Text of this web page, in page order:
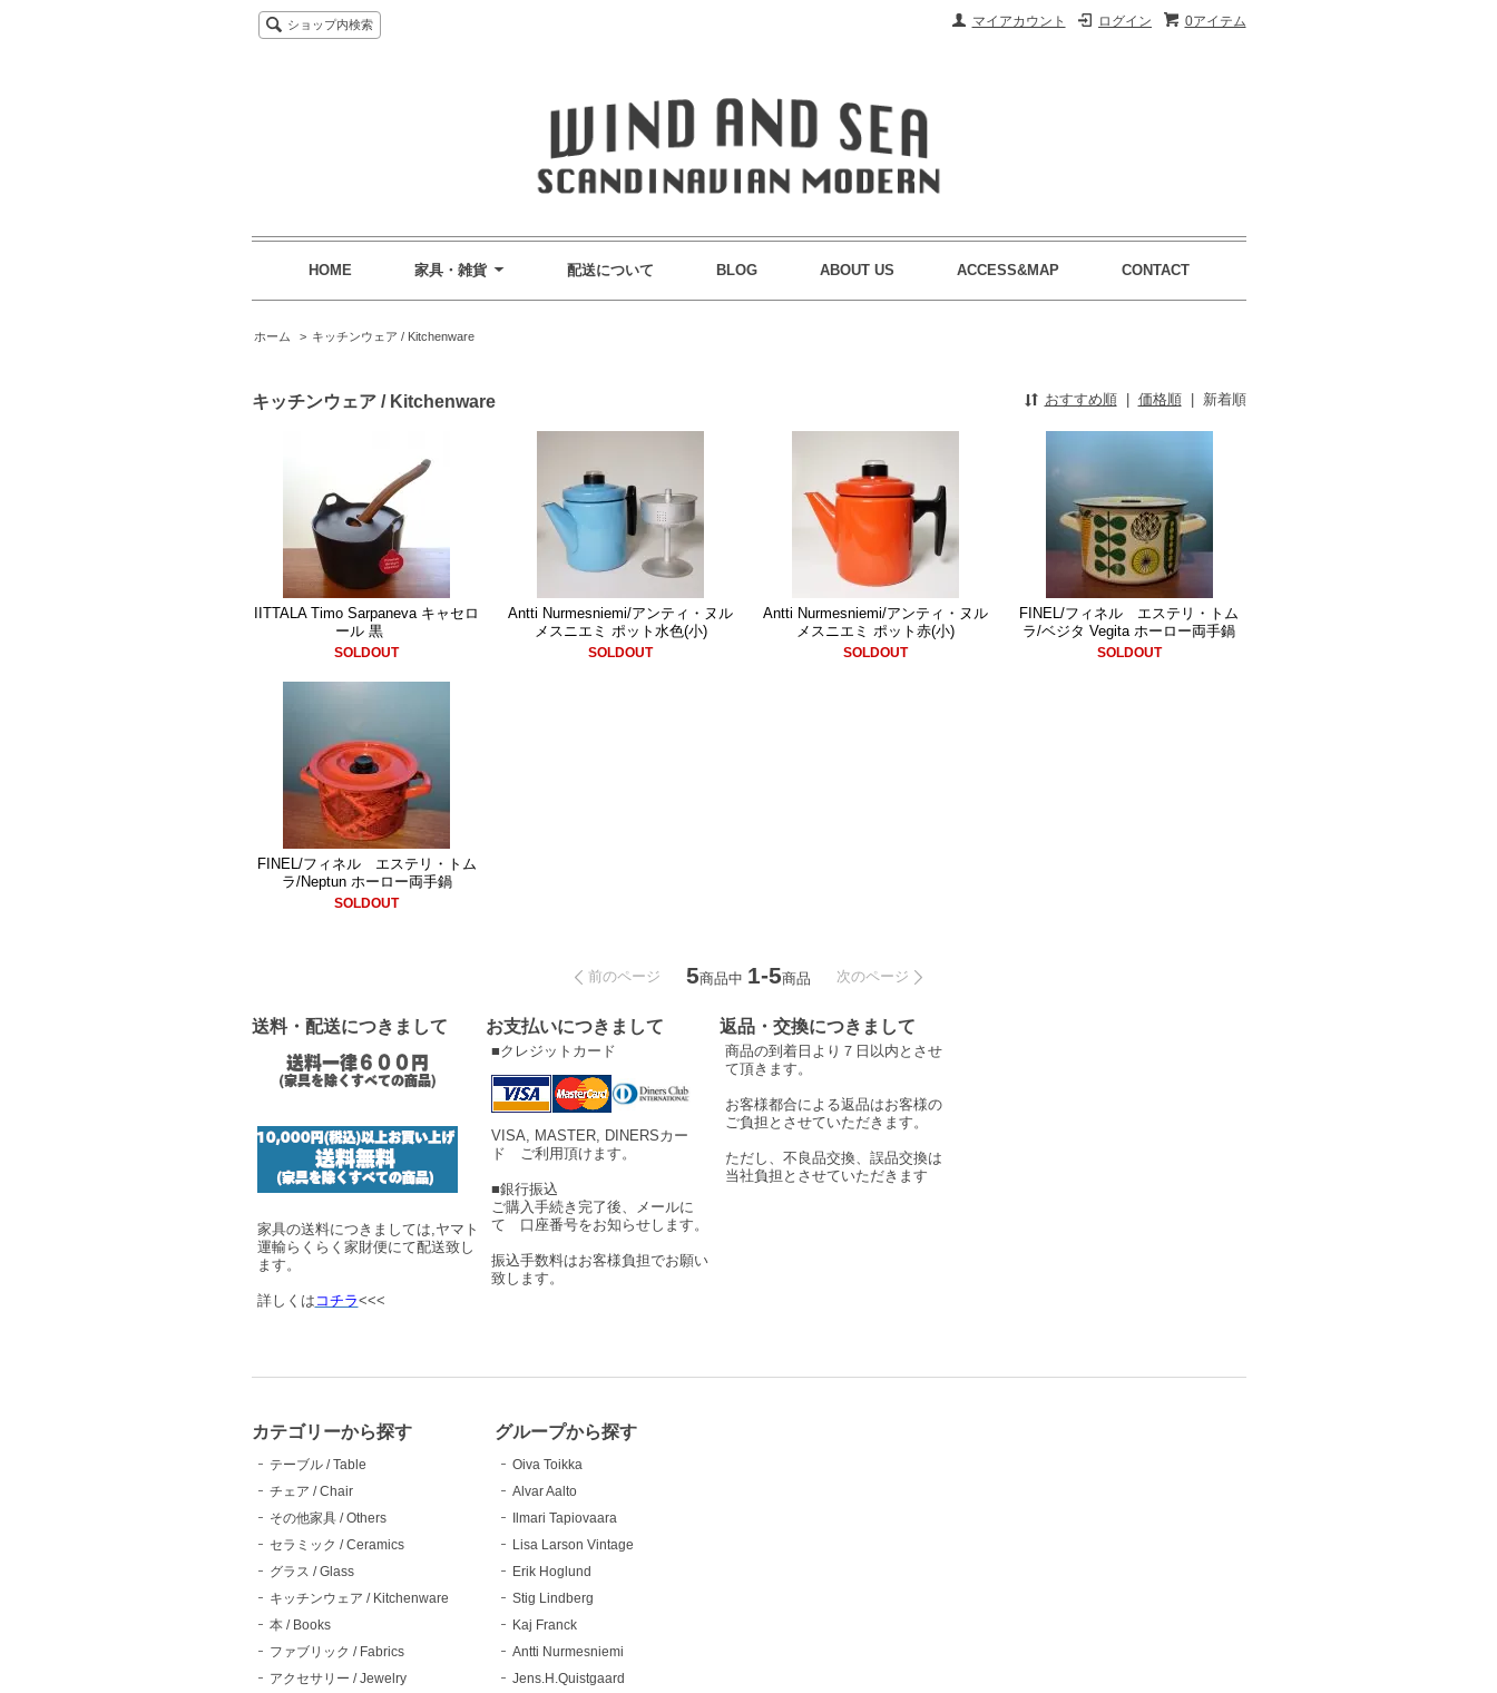
0アイテム
ログイン
マイアカウント
ショップ内検索
HOME 家具・雑貨 配送について BLOG ABOUT US ACCESS&MAP CONTACT
ホーム > キッチンウェア / Kitchenware
キッチンウェア / Kitchenware おすすめ順| 価格順| 新着順
IITTALA Timo Sarpaneva キャセロ
ール 黒
SOLDOUT
Antti Nurmesniemi/アンティ・ヌル
メスニエミ ポット水色(小)
SOLDOUT
Antti Nurmesniemi/アンティ・ヌル
メスニエミ ポット赤(小)
SOLDOUT
FINEL/フィネル エステリ・トム
ラ/ベジタ Vegita ホーロー両手鍋
SOLDOUT
FINEL/フィネル エステリ・トム
ラ/Neptun ホーロー両手鍋
SOLDOUT
前のページ 5商品中 1-5商品 次のページ
送料・配送につきまして お支払いにつきまして 返品・交換につきまして
家具の送料につきましては,ヤマト
運輸らくらく家財便にて配送致し
ます。
詳しくは コチラ<<<
■クレジットカード
VISA, MASTER, DINERSカー
ド ご利用頂けます。
■銀行振込
ご購入手続き完了後、メールに
て 口座番号をお知らせします。
振込手数料はお客様負担でお願い
致します。
商品の到着日より７日以内とさせ
て頂きます。
お客様都合による返品はお客様の
ご負担とさせていただきます。
ただし、不良品交換、誤品交換は
当社負担とさせていただきます
カテゴリーから探す
テーブル / Table
チェア / Chair
その他家具 / Others
セラミック / Ceramics
グラス / Glass
キッチンウェア / Kitchenware
本 / Books
ファブリック / Fabrics
アクセサリー / Jewelry
グループから探す
Oiva Toikka
Alvar Aalto
Ilmari Tapiovaara
Lisa Larson Vintage
Erik Hoglund
Stig Lindberg
Kaj Franck
Antti Nurmesniemi
Jens.H.Quistgaard